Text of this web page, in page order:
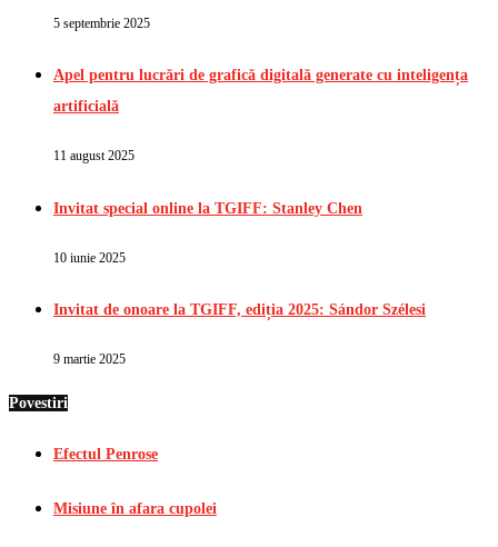
5 septembrie 2025
Apel pentru lucrări de grafică digitală generate cu inteligența
artificială
11 august 2025
Invitat special online la TGIFF: Stanley Chen
10 iunie 2025
Invitat de onoare la TGIFF, ediția 2025: Sándor Szélesi
9 martie 2025
Povestiri
Efectul Penrose
Misiune în afara cupolei